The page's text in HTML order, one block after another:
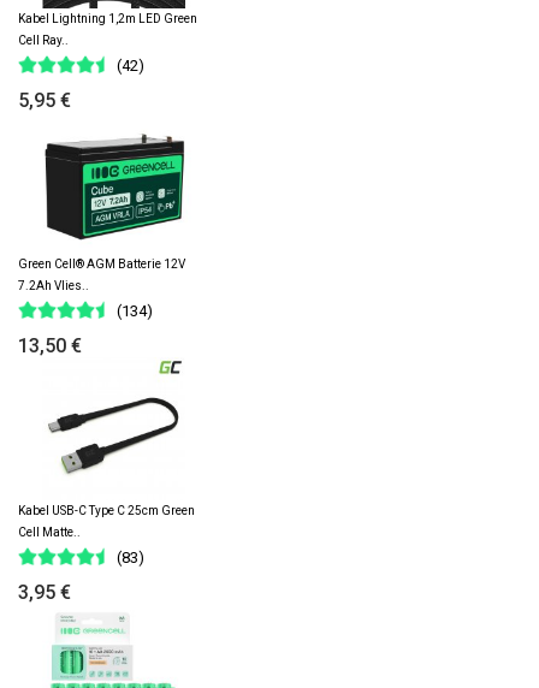
Kabel Lightning 1,2m LED Green
Cell Ray..
(42)
5,95 €
Green Cell® AGM Batterie 12V
7.2Ah Vlies..
(134)
13,50 €
Kabel USB-C Type C 25cm Green
Cell Matte..
(83)
3,95 €